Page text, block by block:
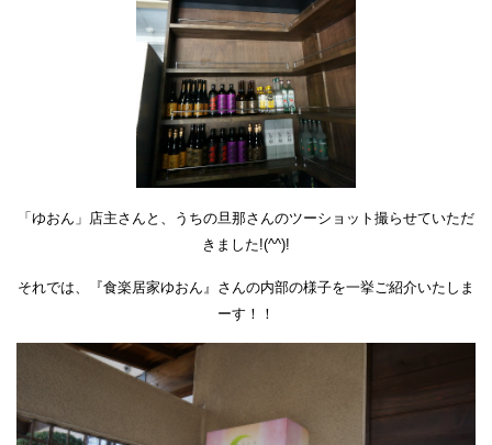
「ゆおん」店主さんと、うちの旦那さんのツーショット撮らせていただ
きました!(^^)!
それでは、『食楽居家ゆおん』さんの内部の様子を一挙ご紹介いたしま
ーす！！